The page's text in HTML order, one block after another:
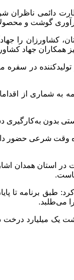
دائمی ناظران
کشاورزان را
در
بدون
وقت شرعی حضور
لزوم فرهنگسازی کاشت 12
طبق برنامه تا
می‌طلبد.
میلیارد درخت